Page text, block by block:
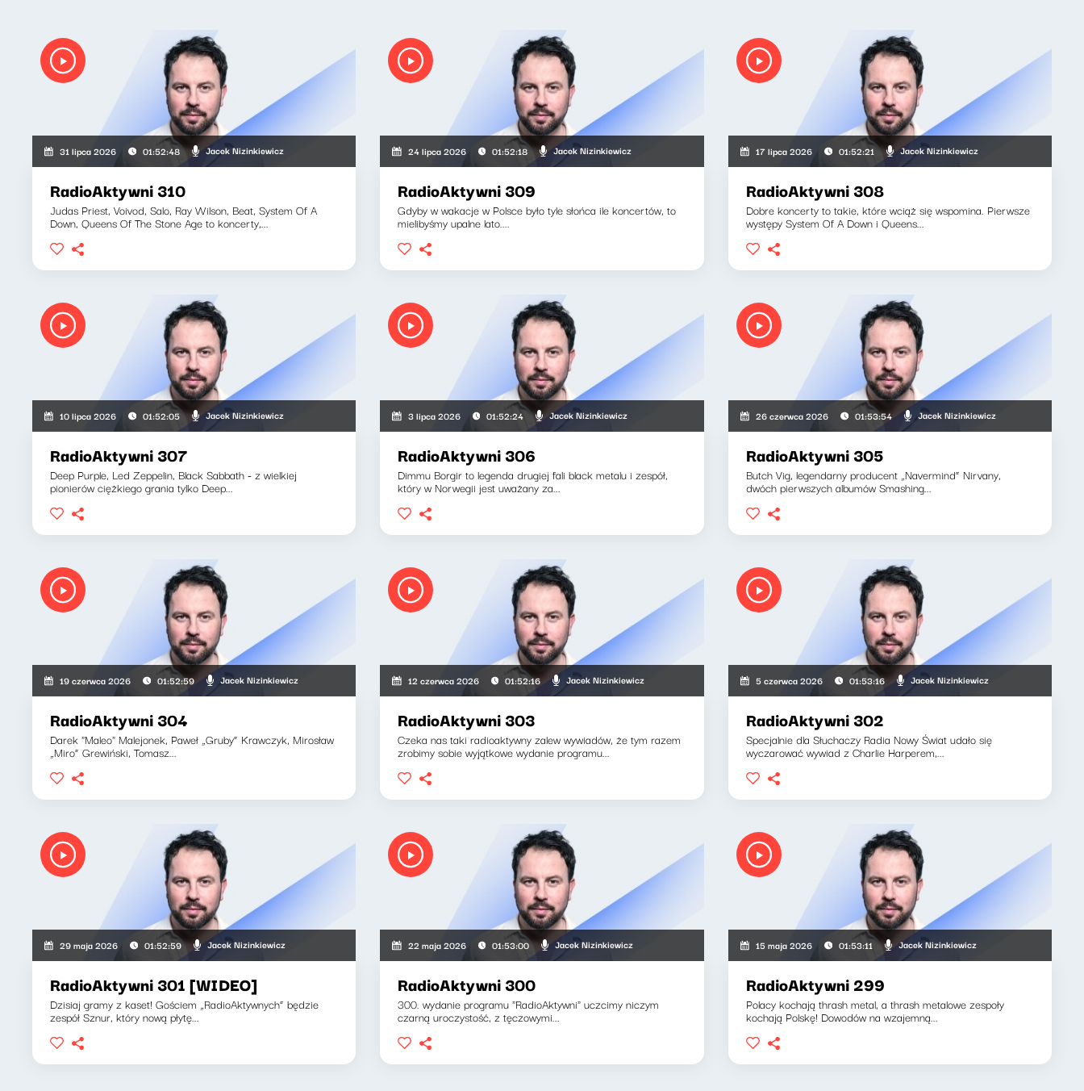
31 lipca 2026 01:52:48 Jacek Nizinkiewicz
RadioAktywni 310
Judas Priest, Voivod, Salo, Ray Wilson, Beat, System Of A
Down, Queens Of The Stone Age to koncerty,...
24 lipca 2026 01:52:18 Jacek Nizinkiewicz
RadioAktywni 309
Gdyby w wakacje w Polsce było tyle słońca ile koncertów, to
mielibyśmy upalne lato....
17 lipca 2026 01:52:21 Jacek Nizinkiewicz
RadioAktywni 308
Dobre koncerty to takie, które wciąż się wspomina. Pierwsze
występy System Of A Down i Queens...
10 lipca 2026 01:52:05 Jacek Nizinkiewicz
RadioAktywni 307
Deep Purple, Led Zeppelin, Black Sabbath - z wielkiej
pionierów ciężkiego grania tylko Deep...
3 lipca 2026 01:52:24 Jacek Nizinkiewicz
RadioAktywni 306
Dimmu Borgir to legenda drugiej fali black metalu i zespół,
który w Norwegii jest uważany za...
26 czerwca 2026 01:53:54 Jacek Nizinkiewicz
RadioAktywni 305
Butch Vig, legendarny producent „Navermind” Nirvany,
dwóch pierwszych albumów Smashing...
19 czerwca 2026 01:52:59 Jacek Nizinkiewicz
RadioAktywni 304
Darek "Maleo" Malejonek, Paweł „Gruby” Krawczyk, Mirosław
„Miro” Grewiński, Tomasz...
12 czerwca 2026 01:52:16 Jacek Nizinkiewicz
RadioAktywni 303
Czeka nas taki radioaktywny zalew wywiadów, że tym razem
zrobimy sobie wyjątkowe wydanie programu...
5 czerwca 2026 01:53:16 Jacek Nizinkiewicz
RadioAktywni 302
Specjalnie dla Słuchaczy Radia Nowy Świat udało się
wyczarować wywiad z Charlie Harperem,...
29 maja 2026 01:52:59 Jacek Nizinkiewicz
RadioAktywni 301 [WIDEO]
Dzisiaj gramy z kaset! Gościem „RadioAktywnych” będzie
zespół Sznur, który nową płytę...
22 maja 2026 01:53:00 Jacek Nizinkiewicz
RadioAktywni 300
300. wydanie programu "RadioAktywni" uczcimy niczym
czarną uroczystość, z tęczowymi...
15 maja 2026 01:53:11 Jacek Nizinkiewicz
RadioAktywni 299
Polacy kochają thrash metal, a thrash metalowe zespoły
kochają Polskę! Dowodów na wzajemną...